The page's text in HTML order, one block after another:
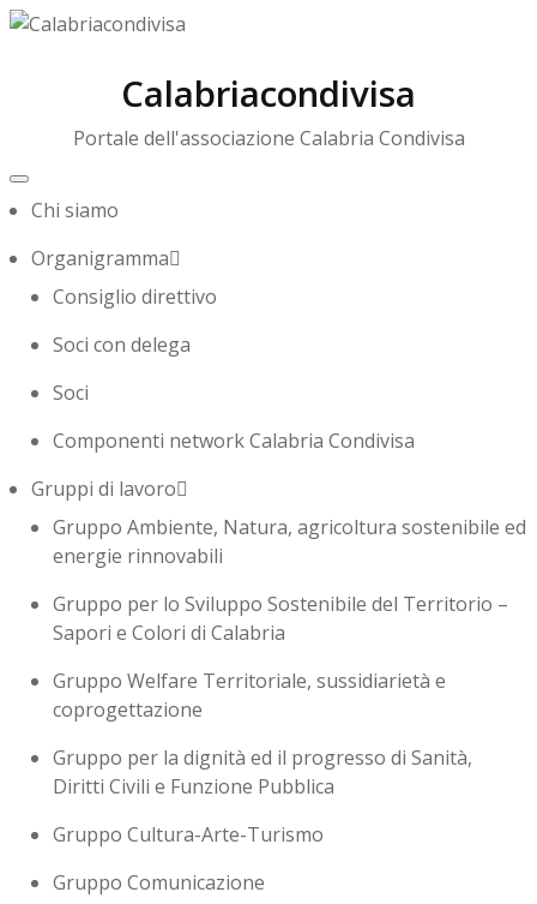
Calabriacondivisa
Portale dell'associazione Calabria Condivisa
Toggle
navigation
Chi siamo
Organigramma
Consiglio direttivo
Soci con delega
Soci
Componenti network Calabria Condivisa
Gruppi di lavoro
Gruppo Ambiente, Natura, agricoltura sostenibile ed
energie rinnovabili
Gruppo per lo Sviluppo Sostenibile del Territorio –
Sapori e Colori di Calabria
Gruppo Welfare Territoriale, sussidiarietà e
coprogettazione
Gruppo per la dignità ed il progresso di Sanità,
Diritti Civili e Funzione Pubblica
Gruppo Cultura-Arte-Turismo
Gruppo Comunicazione